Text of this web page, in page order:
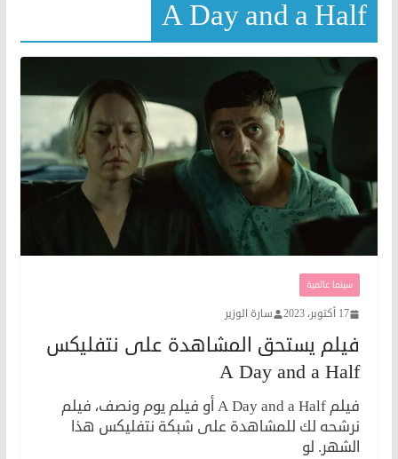
A Day and a Half
سينما عالمية
17 أكتوبر، 2023 سارة الوزير
فيلم يستحق المشاهدة على نتفليكس
A Day and a Half
فيلم A Day and a Half أو فيلم يوم ونصف، فيلم
نرشحه لك للمشاهدة على شبكة نتفليكس هذا
الشهر. لو